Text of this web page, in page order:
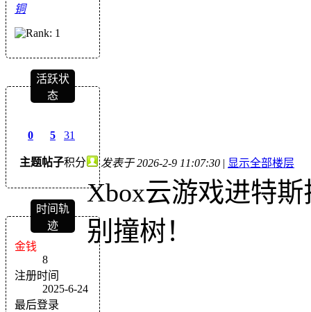
铜
活跃状
态
0
主题
5
帖子
31
积分
时间轨
迹
金钱
8
注册时间
2025-6-24
最后登录
发表于 2026-2-9 11:07:30 | 显示全部楼层
Xbox云游戏进特
别撞树！